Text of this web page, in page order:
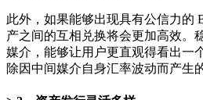
此外，如果能够出现具有公信力的
产之间的互相兑换将会更加高效。
媒介，能够让用户更直观得看出一
除因中间媒介自身汇率波动而产生